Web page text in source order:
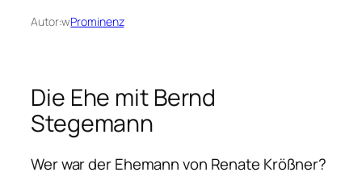
Autor:wProminenz
Die Ehe mit Bernd
Stegemann
Wer war der Ehemann von Renate Krößner?